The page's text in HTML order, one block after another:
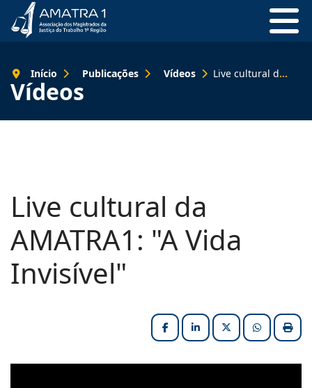
Vídeos
Início Publicações Vídeos Live cultural da AMATRA1: "A Vida Invisível"
Live cultural da
AMATRA1: "A Vida
Invisível"
FacebookLinkedInX (formerly